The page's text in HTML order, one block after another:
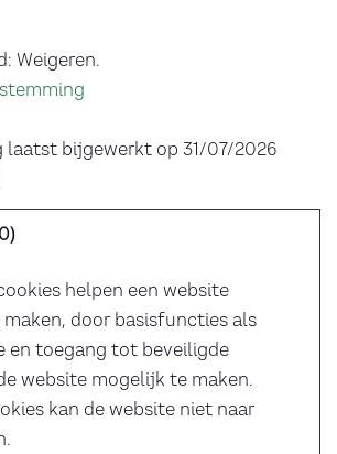
Weigeren.
laatst bijgewerkt op 31/07/2026
helpen een website
door basisfuncties als
en toegang tot beveiligde
website mogelijk te maken.
kan de website niet naar